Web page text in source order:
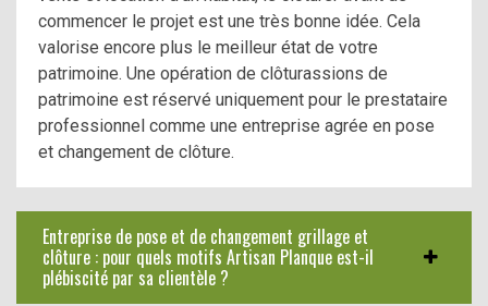
commencer le projet est une très bonne idée. Cela
valorise encore plus le meilleur état de votre
patrimoine. Une opération de clôturassions de
patrimoine est réservé uniquement pour le prestataire
professionnel comme une entreprise agrée en pose
et changement de clôture.
Entreprise de pose et de changement grillage et
clôture : pour quels motifs Artisan Planque est-il
plébiscité par sa clientèle ?